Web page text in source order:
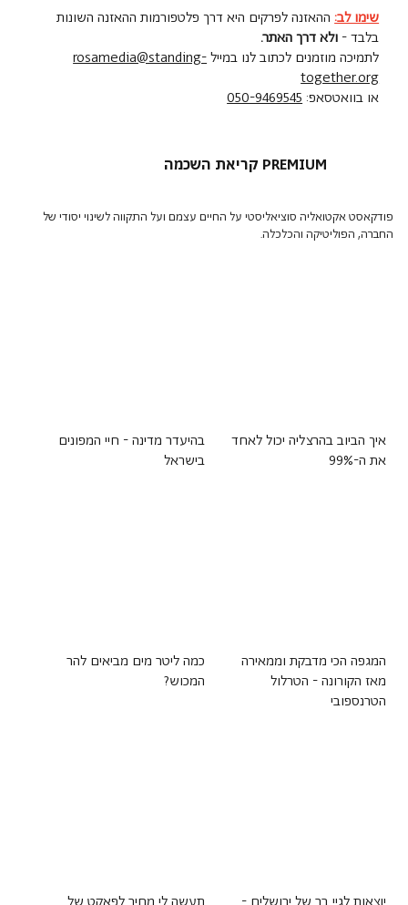
שימו לב: ההאזנה לפרקים היא דרך פלטפורמות ההאזנה השונות
בלבד - ולא דרך האתר.
לתמיכה מוזמנים לכתוב לנו במיילrosamedia@standing-
together.org
או בוואטסאפ: 050-9469545
קריאת השכמה PREMIUM
פודקאסט אקטואליה סוציאליסטי על החיים עצמם ועל התקווה לשינוי יסודי של
החברה, הפוליטיקה והכלכלה.
איך הביוב בהרצליה יכול לאחד
את ה-99%
בהיעדר מדינה - חיי המפונים
בישראל
המגפה הכי מדבקת וממאירה
מאז הקורונה - הטרלול
הטרנספובי
כמה ליטר מים מביאים להר
המכוש?